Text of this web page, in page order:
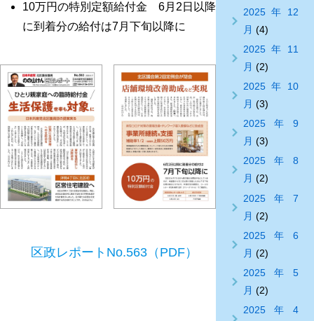
10万円の特別定額給付金 6月2日以降
に到着分の給付は7月下旬以降に
区政レポートNo.563（PDF）
2025年12
月 (4)
2025年11
月 (2)
2025年10
月 (3)
2025年9
月 (3)
2025年8
月 (2)
2025年7
月 (2)
2025年6
月 (2)
2025年5
月 (2)
2025年4